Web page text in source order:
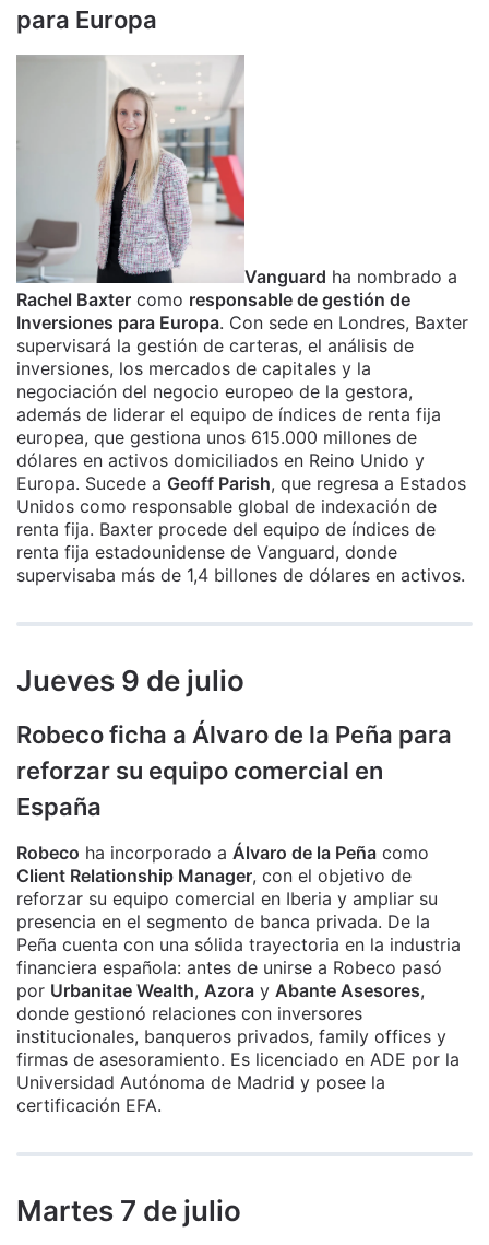
para Europa
Vanguard ha nombrado a
Rachel Baxter como responsable de gestión de
Inversiones para Europa. Con sede en Londres, Baxter
supervisará la gestión de carteras, el análisis de
inversiones, los mercados de capitales y la
negociación del negocio europeo de la gestora,
además de liderar el equipo de índices de renta fija
europea, que gestiona unos 615.000 millones de
dólares en activos domiciliados en Reino Unido y
Europa. Sucede a Geoff Parish, que regresa a Estados
Unidos como responsable global de indexación de
renta fija. Baxter procede del equipo de índices de
renta fija estadounidense de Vanguard, donde
supervisaba más de 1,4 billones de dólares en activos.
Jueves 9 de julio
Robeco ficha a Álvaro de la Peña para
reforzar su equipo comercial en
España
Robeco ha incorporado a Álvaro de la Peña como
Client Relationship Manager, con el objetivo de
reforzar su equipo comercial en Iberia y ampliar su
presencia en el segmento de banca privada. De la
Peña cuenta con una sólida trayectoria en la industria
financiera española: antes de unirse a Robeco pasó
por Urbanitae Wealth, Azora y Abante Asesores,
donde gestionó relaciones con inversores
institucionales, banqueros privados, family offices y
firmas de asesoramiento. Es licenciado en ADE por la
Universidad Autónoma de Madrid y posee la
certificación EFA.
Martes 7 de julio